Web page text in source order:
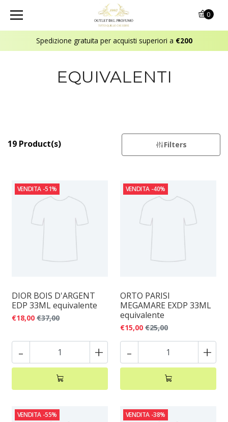
Spedizione gratuita per acquisti superiori a €200
0
EQUIVALENTI
19 Product(s) Filters
VENDITA -51%
DIOR BOIS D'ARGENT
EDP 33ML equivalente
€18,00 €37,00
- +
VENDITA -40%
ORTO PARISI
MEGAMARE EXDP 33ML
equivalente
€15,00 €25,00
- +
VENDITA -55% VENDITA -38%